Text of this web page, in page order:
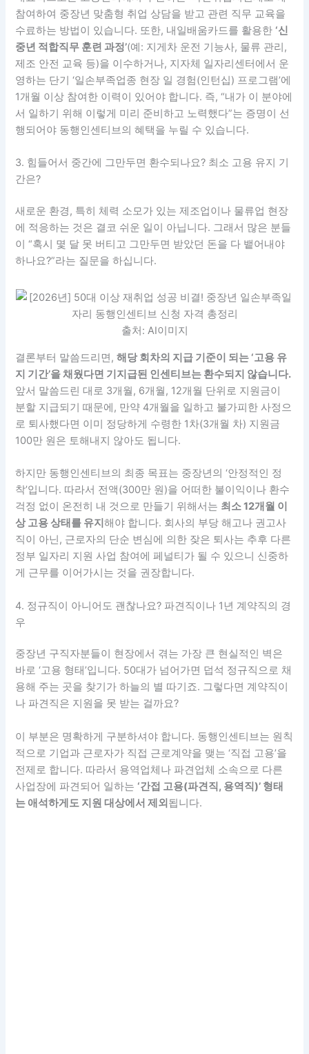
참여하여 중장년 맞춤형 취업 상담을 받고 관련 직무 교육을
수료하는 방법이 있습니다. 또한, 내일배움카드를 활용한 ‘신
중년 적합직무 훈련 과정’(예: 지게차 운전 기능사, 물류 관리,
제조 안전 교육 등)을 이수하거나, 지자체 일자리센터에서 운
영하는 단기 ‘일손부족업종 현장 일 경험(인턴십) 프로그램’에
1개월 이상 참여한 이력이 있어야 합니다. 즉, “내가 이 분야에
서 일하기 위해 이렇게 미리 준비하고 노력했다”는 증명이 선
행되어야 동행인센티브의 혜택을 누릴 수 있습니다.
3. 힘들어서 중간에 그만두면 환수되나요? 최소 고용 유지 기
간은?
새로운 환경, 특히 체력 소모가 있는 제조업이나 물류업 현장
에 적응하는 것은 결코 쉬운 일이 아닙니다. 그래서 많은 분들
이 “혹시 몇 달 못 버티고 그만두면 받았던 돈을 다 뱉어내야
하나요?”라는 질문을 하십니다.
출처: AI이미지
결론부터 말씀드리면,해당 회차의 지급 기준이 되는 ‘고용 유
지 기간’을 채웠다면 기지급된 인센티브는 환수되지 않습니다.
앞서 말씀드린 대로 3개월, 6개월, 12개월 단위로 지원금이
분할 지급되기 때문에, 만약 4개월을 일하고 불가피한 사정으
로 퇴사했다면 이미 정당하게 수령한 1차(3개월 차) 지원금
100만 원은 토해내지 않아도 됩니다.
하지만 동행인센티브의 최종 목표는 중장년의 ‘안정적인 정
착’입니다. 따라서 전액(300만 원)을 어떠한 불이익이나 환수
걱정 없이 온전히 내 것으로 만들기 위해서는 최소 12개월 이
상 고용 상태를 유지해야 합니다. 회사의 부당 해고나 권고사
직이 아닌, 근로자의 단순 변심에 의한 잦은 퇴사는 추후 다른
정부 일자리 지원 사업 참여에 페널티가 될 수 있으니 신중하
게 근무를 이어가시는 것을 권장합니다.
4. 정규직이 아니어도 괜찮나요? 파견직이나 1년 계약직의 경
우
중장년 구직자분들이 현장에서 겪는 가장 큰 현실적인 벽은
바로 ‘고용 형태’입니다. 50대가 넘어가면 덥석 정규직으로 채
용해 주는 곳을 찾기가 하늘의 별 따기죠. 그렇다면 계약직이
나 파견직은 지원을 못 받는 걸까요?
이 부분은 명확하게 구분하셔야 합니다. 동행인센티브는 원칙
적으로 기업과 근로자가 직접 근로계약을 맺는 ‘직접 고용’을
전제로 합니다. 따라서 용역업체나 파견업체 소속으로 다른
사업장에 파견되어 일하는 ‘간접 고용(파견직, 용역직)’ 형태
는 애석하게도 지원 대상에서 제외 됩니다.